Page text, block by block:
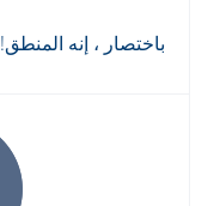
باختصار ، إنه المنطق!